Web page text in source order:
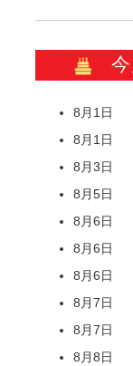
8月1日
8月1日
8月3日
8月5日
8月6日
8月6日
8月6日
8月7日
8月7日
8月8日